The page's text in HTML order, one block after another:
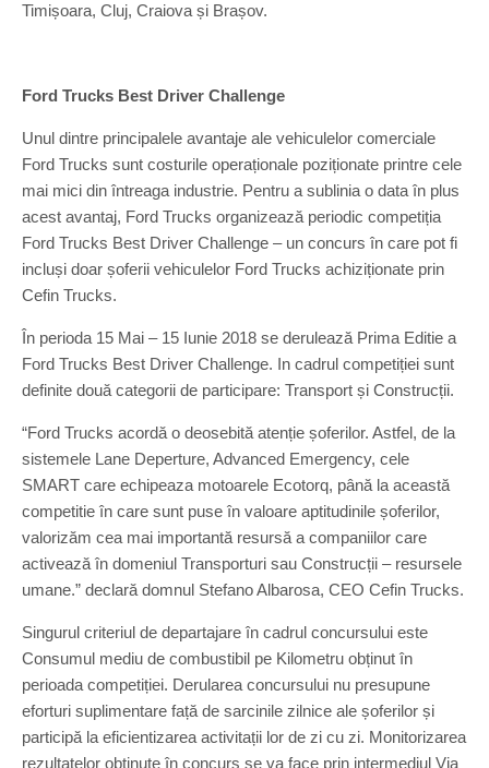
Timișoara, Cluj, Craiova și Brașov.
Ford Trucks Best Driver Challenge
Unul dintre principalele avantaje ale vehiculelor comerciale
Ford Trucks sunt costurile operaționale poziționate printre cele
mai mici din întreaga industrie. Pentru a sublinia o data în plus
acest avantaj, Ford Trucks organizează periodic competiția
Ford Trucks Best Driver Challenge – un concurs în care pot fi
incluși doar șoferii vehiculelor Ford Trucks achiziționate prin
Cefin Trucks.
În perioda 15 Mai – 15 Iunie 2018 se derulează Prima Editie a
Ford Trucks Best Driver Challenge. In cadrul competiției sunt
definite două categorii de participare: Transport și Construcții.
“Ford Trucks acordă o deosebită atenție șoferilor. Astfel, de la
sistemele Lane Deperture, Advanced Emergency, cele
SMART care echipeaza motoarele Ecotorq, până la această
competitie în care sunt puse în valoare aptitudinile șoferilor,
valorizăm cea mai importantă resursă a companiilor care
activează în domeniul Transporturi sau Construcții – resursele
umane.” declară domnul Stefano Albarosa, CEO Cefin Trucks.
Singurul criteriul de departajare în cadrul concursului este
Consumul mediu de combustibil pe Kilometru obținut în
perioada competiției. Derularea concursului nu presupune
eforturi suplimentare față de sarcinile zilnice ale șoferilor și
participă la eficientizarea activitații lor de zi cu zi. Monitorizarea
rezultatelor obținute în concurs se va face prin intermediul Via